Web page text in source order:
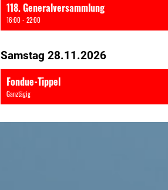
118. Generalversammlung
16:00 - 22:00
Samstag 28.11.2026
Fondue-Tippel
Ganztägig